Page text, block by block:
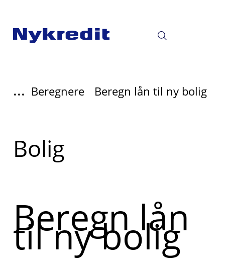
... Beregnere Beregn lån til ny bolig
Læs
mere
Bolig
Beregn lån
til ny bolig